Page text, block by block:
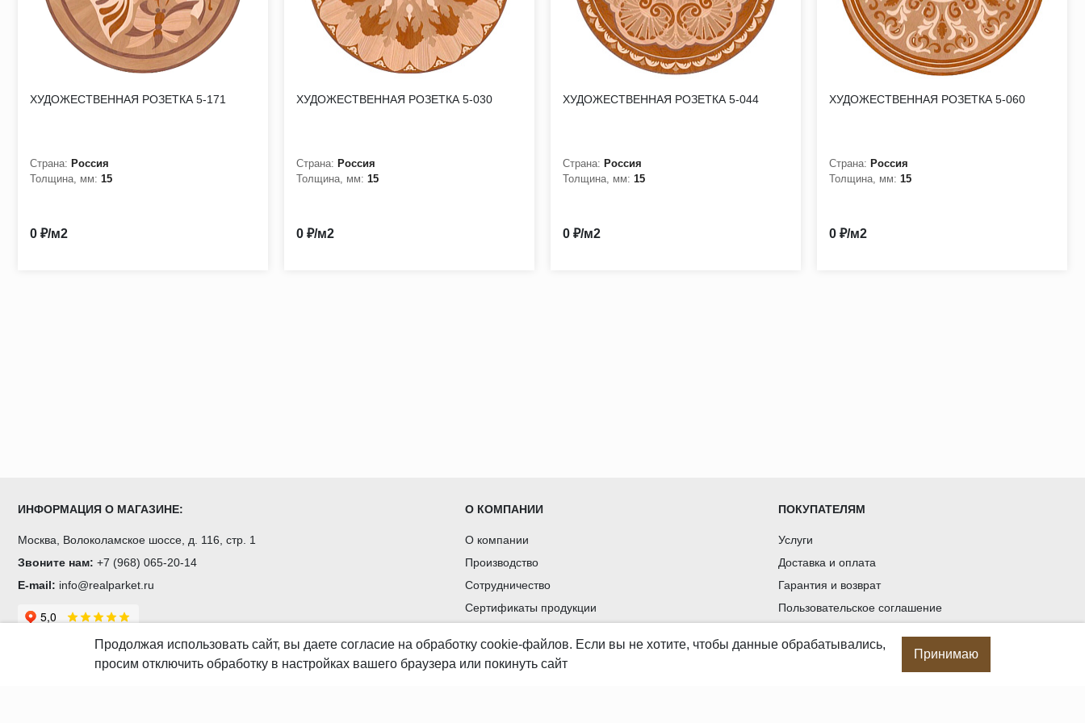
ХУДОЖЕСТВЕННАЯ РОЗЕТКА 5-171
Страна: Россия
Толщина, мм: 15
0 ₽/м2
ХУДОЖЕСТВЕННАЯ РОЗЕТКА 5-030
Страна: Россия
Толщина, мм: 15
0 ₽/м2
ХУДОЖЕСТВЕННАЯ РОЗЕТКА 5-044
Страна: Россия
Толщина, мм: 15
0 ₽/м2
ХУДОЖЕСТВЕННАЯ РОЗЕТКА 5-060
Страна: Россия
Толщина, мм: 15
0 ₽/м2
ИНФОРМАЦИЯ О МАГАЗИНЕ:
Москва, Волоколамское шоссе, д. 116, стр. 1
Звоните нам: +7 (968) 065-20-14
E-mail: info@realparket.ru
О КОМПАНИИ
О компании
Производство
Сотрудничество
Сертификаты продукции
Контакты
ПОКУПАТЕЛЯМ
Услуги
Доставка и оплата
Гарантия и возврат
Пользовательское соглашение
Политика в отношении обработки
Продолжая использовать сайт, вы даете согласие на обработку cookie-файлов. Если вы не хотите, чтобы данные обрабатывались,
просим отключить обработку в настройках вашего браузера или покинуть сайт
Принимаю